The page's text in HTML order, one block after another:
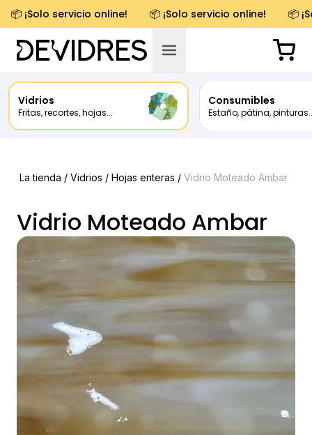
📦 ¡Solo servicio online! 📦 ¡Solo servicio online! 📦
Vidrios
Fritas, recortes, hojas...
Consumibles
Estaño, pátina,
La tienda / Vidrios / Hojas enteras / Vidrio Moteado Ambar
Vidrio Moteado Ambar